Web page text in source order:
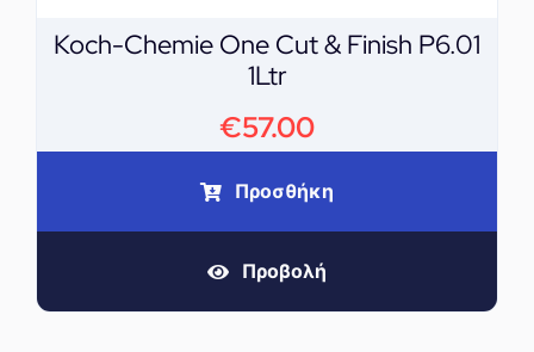
Koch-Chemie One Cut & Finish P6.01
1Ltr
€57.00
Προσθήκη
Προβολή